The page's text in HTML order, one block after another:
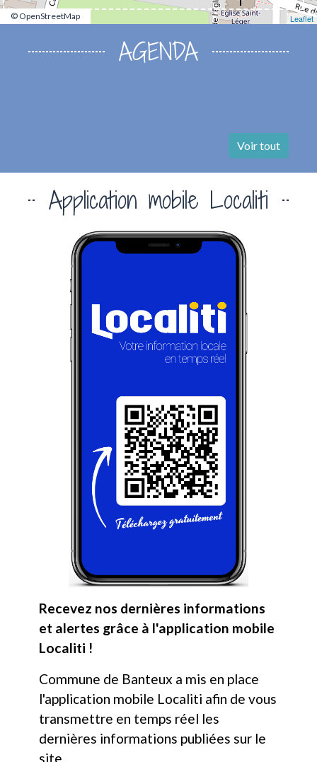
Leaflet
© OpenStreetMap
AGENDA
Voir tout
Application mobile Localiti
Recevez nos dernières informations
et alertes grâce à l'application mobile
Localiti !
Commune de Banteux a mis en place
l'application mobile Localiti afin de vous
transmettre en temps réel les
dernières informations publiées sur le
site.